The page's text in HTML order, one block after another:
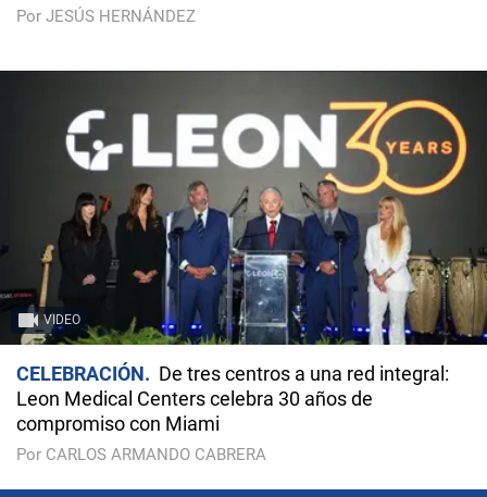
Por JESÚS HERNÁNDEZ
VIDEO
CELEBRACIÓN
De tres centros a una red integral:
Leon Medical Centers celebra 30 años de
compromiso con Miami
Por CARLOS ARMANDO CABRERA